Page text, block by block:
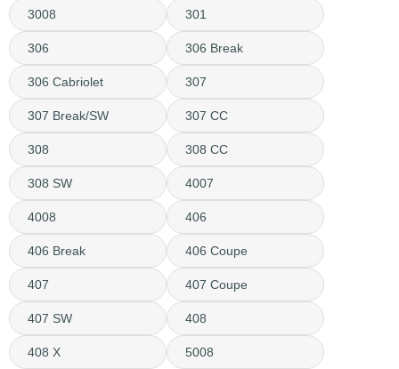
3008 301
306 306 Break
306 Cabriolet 307
307 Break/SW 307 CC
308 308 CC
308 SW 4007
4008 406
406 Break 406 Coupe
407 407 Coupe
407 SW 408
408 X 5008